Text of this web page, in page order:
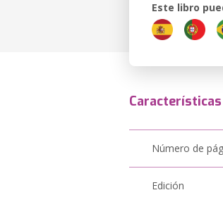
Este libro
Características
Número de
Edición